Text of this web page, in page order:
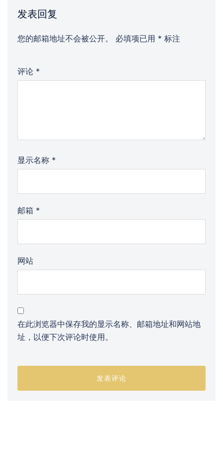
发表回复
您的邮箱地址不会被公开。 必填项已用 * 标注
评论 *
显示名称 *
邮箱 *
网站
在此浏览器中保存我的显示名称、邮箱地址和网站地
址，以便下次评论时使用。